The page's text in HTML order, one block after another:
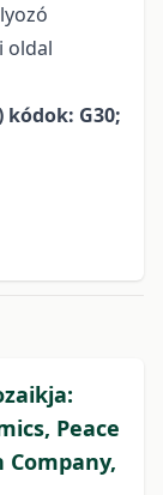
oldal
kódok: G30;
Peace